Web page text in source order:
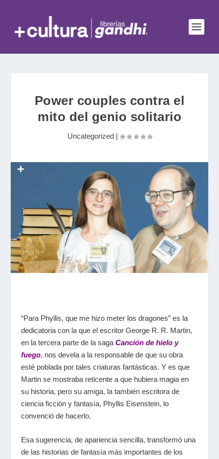
Power couples contra el
mito del genio solitario
Uncategorized|
“Para Phyllis, que me hizo meter los dragones” es la
dedicatoria con la que el escritor George R. R. Martin,
en la tercera parte de la saga Canción de hielo y
fuego, nos devela a la responsable de que su obra
esté poblada por tales criaturas fantásticas. Y es que
Martin se mostraba reticente a que hubiera magia en
su historia, pero su amiga, la también escritora de
ciencia ficción y fantasía, Phyllis Eisenstein, lo
convenció de hacerlo.
Esa sugerencia, de apariencia sencilla, transformó una
de las historias de fantasía más importantes de los